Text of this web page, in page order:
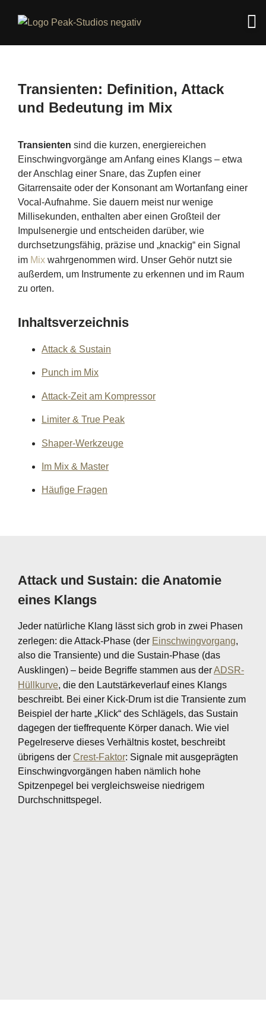
Transienten: Definition, Attack
und Bedeutung im Mix
Transienten sind die kurzen, energiereichen
Einschwingvorgänge am Anfang eines Klangs – etwa
der Anschlag einer Snare, das Zupfen einer
Gitarrensaite oder der Konsonant am Wortanfang einer
Vocal-Aufnahme. Sie dauern meist nur wenige
Millisekunden, enthalten aber einen Großteil der
Impulsenergie und entscheiden darüber, wie
durchsetzungsfähig, präzise und „knackig“ ein Signal
im Mix wahrgenommen wird. Unser Gehör nutzt sie
außerdem, um Instrumente zu erkennen und im Raum
zu orten.
Inhaltsverzeichnis
Attack & Sustain
Punch im Mix
Attack-Zeit am Kompressor
Limiter & True Peak
Shaper-Werkzeuge
Im Mix & Master
Häufige Fragen
Attack und Sustain: die Anatomie
eines Klangs
Jeder natürliche Klang lässt sich grob in zwei Phasen
zerlegen: die Attack-Phase (der Einschwingvorgang,
also die Transiente) und die Sustain-Phase (das
Ausklingen) – beide Begriffe stammen aus derADSR-
Hüllkurve, die den Lautstärkeverlauf eines Klangs
beschreibt. Bei einer Kick-Drum ist die Transiente zum
Beispiel der harte „Klick“ des Schlägels, das Sustain
dagegen der tieffrequente Körper danach. Wie viel
Pegelreserve dieses Verhältnis kostet, beschreibt
übrigens der Crest-Faktor: Signale mit ausgeprägten
Einschwingvorgängen haben nämlich hohe
Spitzenpegel bei vergleichsweise niedrigem
Durchschnittspegel.